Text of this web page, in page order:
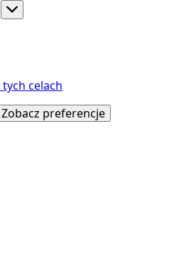
celach
Zobacz preferencje